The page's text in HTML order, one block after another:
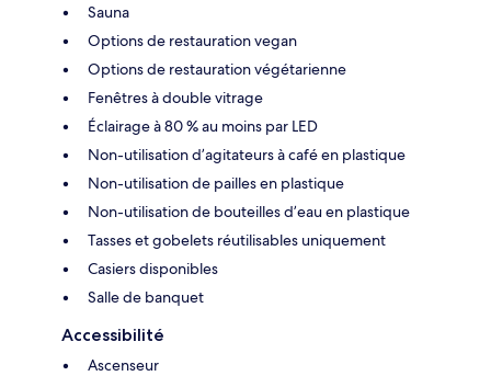
Sauna
Options de restauration vegan
Options de restauration végétarienne
Fenêtres à double vitrage
Éclairage à 80 % au moins par LED
Non-utilisation d’agitateurs à café en plastique
Non-utilisation de pailles en plastique
Non-utilisation de bouteilles d’eau en plastique
Tasses et gobelets réutilisables uniquement
Casiers disponibles
Salle de banquet
Accessibilité
Ascenseur